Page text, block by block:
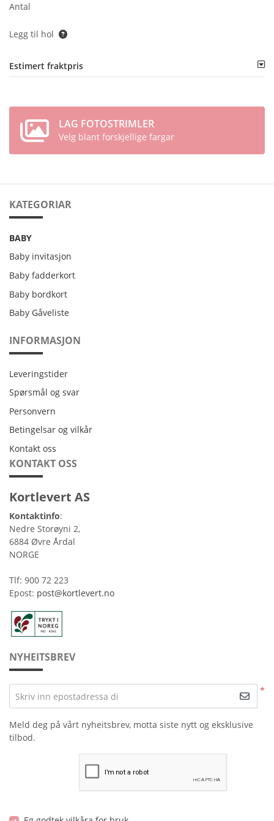
Antal
Legg til hol
Estimert fraktpris
LAG FOTOSTRIMLER
Velg blant forskjellige fargar
KATEGORIAR
BABY
Baby invitasjon
Baby fadderkort
Baby bordkort
Baby Gåveliste
INFORMASJON
Leveringstider
Leveringstider
Spørsmål og svar
Personvern
Personvern
Betingelsar og vilkår
Betingelsar og vilkår
Kontakt oss
Kontakt oss
KONTAKT OSS
Kortlevert AS
Kontaktinfo:
Nedre Storøyni 2,
6884 Øvre Årdal
NORGE
Tlf: 900 72 223
Epost: post@kortlevert.no
NYHEITSBREV
*
Skriv inn epostadressa di
Meld deg på vårt nyheitsbrev, motta siste nytt og eksklusive
tilbod.